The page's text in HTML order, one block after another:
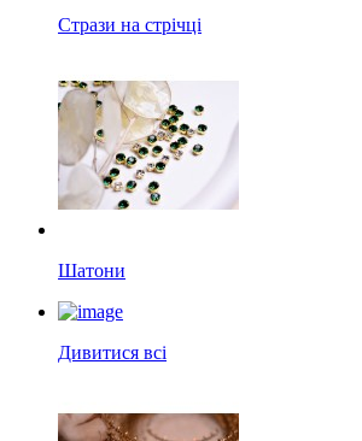
Стрази на стрічці
Шатони
Дивитися всі